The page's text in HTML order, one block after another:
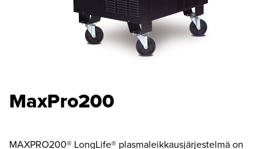
MaxPro200
MAXPRO200® LongLife® plasmaleikkausjärjestelmä on